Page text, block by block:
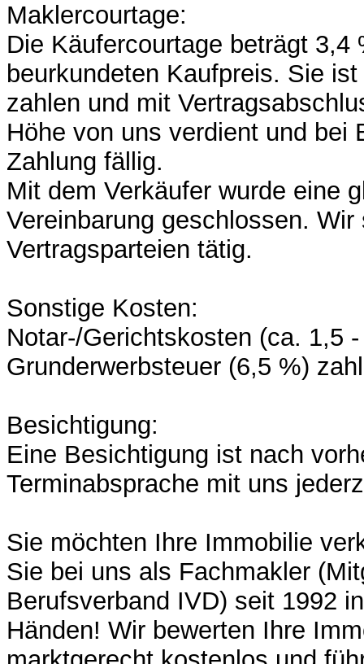
Maklercourtage:
Die Käufercourtage beträgt 3,4
beurkundeten Kaufpreis. Sie
zahlen und mit
Höhe von uns verdient und bei
Zahlung fällig.
Mit dem Verkäufer wurde eine
Vereinbarung geschlossen.
Vertragsparteien tätig.
Sonstige Kosten:
Notar-/Gerichtskosten (ca. 1,5
Grunderwerbsteuer (6,5 %)
Besichtigung:
Eine Besichtigung ist nach
Terminabsprache mit uns
Sie möchten Ihre Immobilie
Sie bei uns als Fachmakler
Berufsverband IVD) seit 1992
Händen! Wir bewerten Ihre